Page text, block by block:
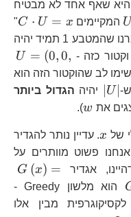
היא שאף אחד לא מבטיח
U המקיימים C ⋅ U = x
"
אינה ריקה. במקרה שלנו, מכיוון שאמרנו שהמטבע 1 תמיד יהיה
כזה -
U = (0,0,
לב שהוקטור הזה הוא
U ∣ יהיה הגדול ביותר
את w
).
של x. עדיין נותר להגדיר
פשוט מוותרים על
אגדיר
G (x) =
הוא מלשון Greedy -
מבין אלו